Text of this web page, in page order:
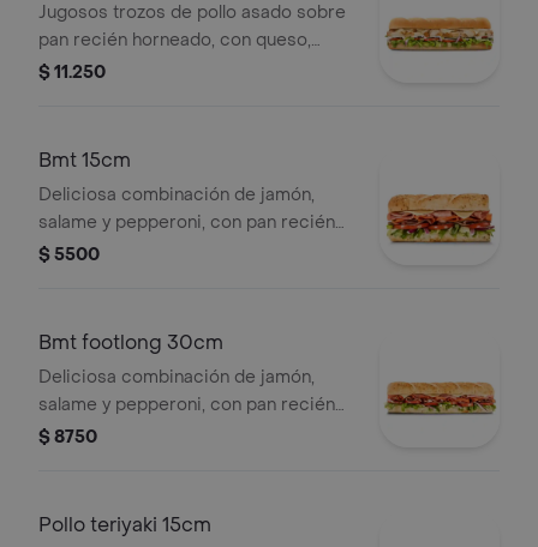
Jugosos trozos de pollo asado sobre
pan recién horneado, con queso,
vegetales y salsas frescas a tu
$ 11.250
Bmt 15cm
Deliciosa combinación de jamón,
salame y pepperoni, con pan recién
horneado, queso, vegetales y salsas
$ 5500
Bmt footlong 30cm
Deliciosa combinación de jamón,
salame y pepperoni, con pan recién
horneado, queso, vegetales y salsas
$ 8750
Pollo teriyaki 15cm